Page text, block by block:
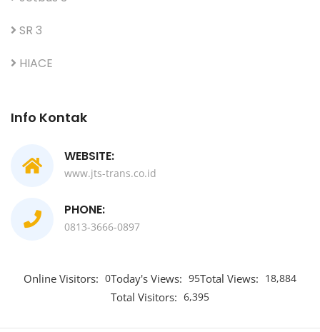
SR 3
HIACE
Info Kontak
WEBSITE:
www.jts-trans.co.id
PHONE:
0813-3666-0897
Online Visitors: 0Today's Views: 95Total Views: 18,884
Total Visitors: 6,395